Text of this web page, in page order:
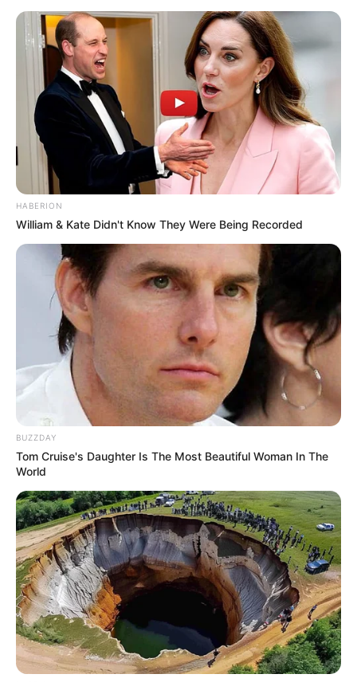
HABERION
William & Kate Didn't Know They Were Being Recorded
BUZZDAY
Tom Cruise's Daughter Is The Most Beautiful Woman In The
World